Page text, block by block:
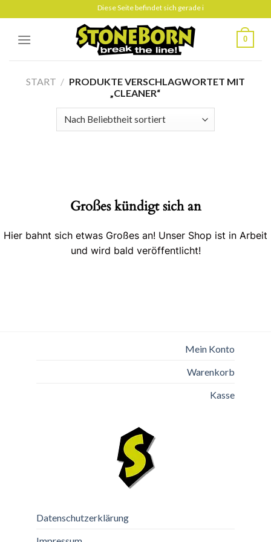
to
content
Diese Seite befindet sich gerade im Aufbau
0
START / PRODUKTE VERSCHLAGWORTET MIT
„CLEANER“
Großes kündigt sich an
Hier bahnt sich etwas Großes an! Unser Shop ist in Arbeit
und wird bald veröffentlicht!
Mein Konto
Warenkorb
Kasse
Datenschutzerklärung